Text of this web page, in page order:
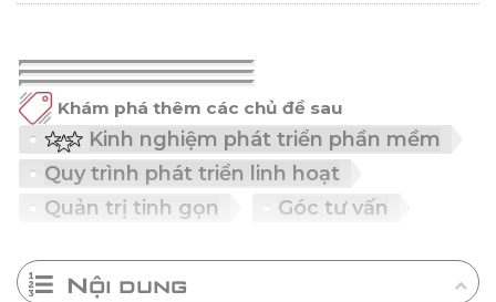
Khám phá thêm các chủ đề sau
Kinh nghiệm phát triển phần mềm
Quy trình phát triển linh hoạt
Quản trị tinh gọn
Góc tư vấn
Nội dung